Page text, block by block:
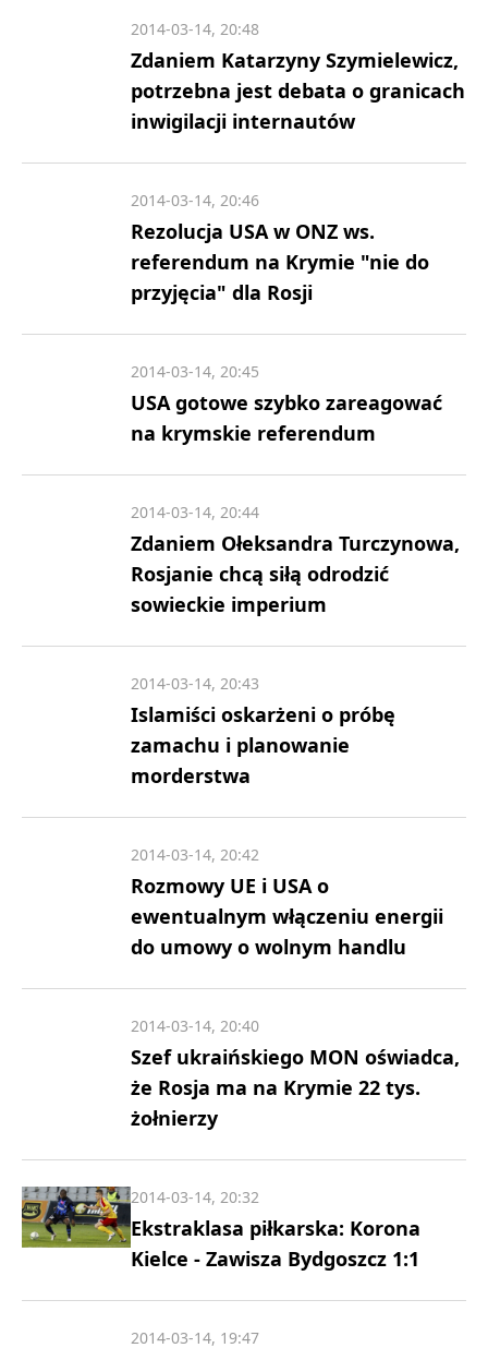
Zdaniem Katarzyny Szymielewicz,
potrzebna jest debata o granicach
inwigilacji internautów
2014-03-14, 20:48
Rezolucja USA w ONZ ws.
referendum na Krymie "nie do
przyjęcia" dla Rosji
2014-03-14, 20:46
USA gotowe szybko zareagować
na krymskie referendum
2014-03-14, 20:45
Zdaniem Ołeksandra Turczynowa,
Rosjanie chcą siłą odrodzić
sowieckie imperium
2014-03-14, 20:44
Islamiści oskarżeni o próbę
zamachu i planowanie
morderstwa
2014-03-14, 20:43
Rozmowy UE i USA o
ewentualnym włączeniu energii
do umowy o wolnym handlu
2014-03-14, 20:42
Szef ukraińskiego MON oświadca,
że Rosja ma na Krymie 22 tys.
żołnierzy
2014-03-14, 20:40
Ekstraklasa piłkarska: Korona
Kielce - Zawisza Bydgoszcz 1:1
2014-03-14, 20:32
2014-03-14, 19:47